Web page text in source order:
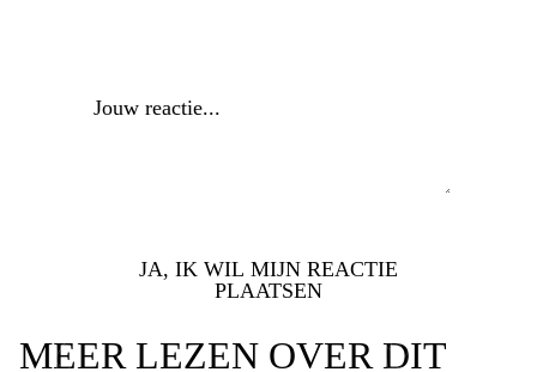
JA, IK WIL MIJN REACTIE
PLAATSEN
MEER LEZEN OVER DIT